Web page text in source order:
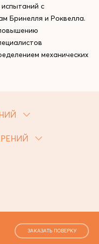
с
Бринелля и Роквелла.
механических
ЗАКАЗАТЬ ПОВЕРКУ